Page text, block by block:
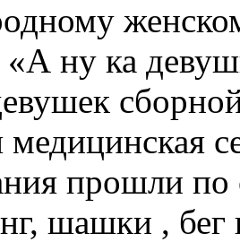
«А ну ка
прошли
шашки , бег